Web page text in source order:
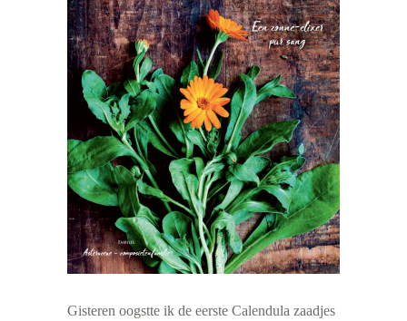
Gisteren oogstte ik de eerste Calendula zaadjes